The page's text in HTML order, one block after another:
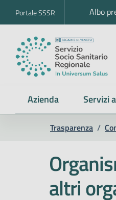
Portale SSSR Albo
Azienda Servizi
Trasparenza /
altri